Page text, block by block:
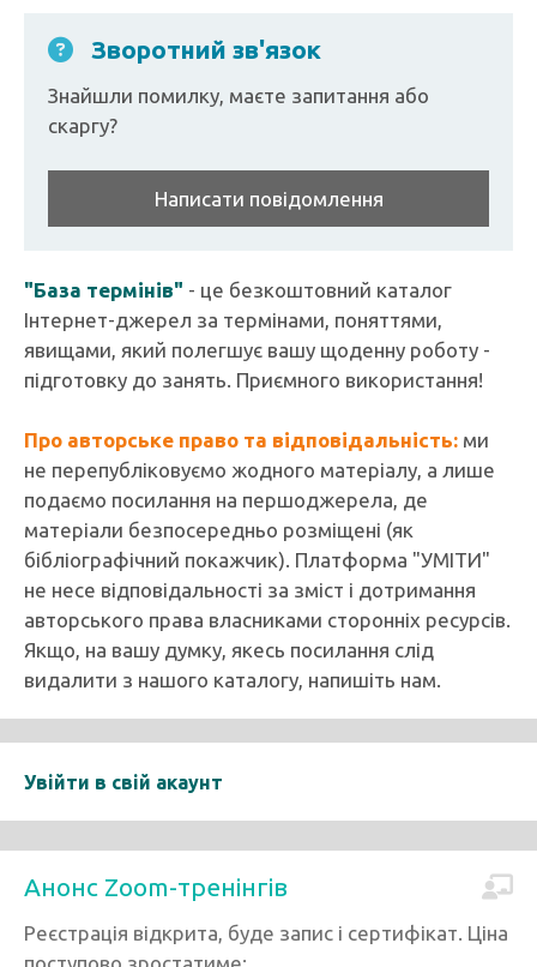
Зворотний зв'язок
Знайшли помилку, маєте запитання або
скаргу?
Написати повідомлення
"База термінів" - це безкоштовний каталог
Інтернет-джерел за термінами, поняттями,
явищами, який полегшує вашу щоденну роботу -
підготовку до занять. Приємного використання!
Про авторське право та відповідальність: ми
не перепубліковуємо жодного матеріалу, а лише
подаємо посилання на першоджерела, де
матеріали безпосередньо розміщені (як
бібліографічний покажчик). Платформа "УМІТИ"
не несе відповідальності за зміст і дотримання
авторського права власниками сторонніх ресурсів.
Якщо, на вашу думку, якесь посилання слід
видалити з нашого каталогу, напишіть нам.
Увійти в свій акаунт
Анонс Zoom-тренінгів
Реєстрація відкрита, буде запис і сертифікат. Ціна